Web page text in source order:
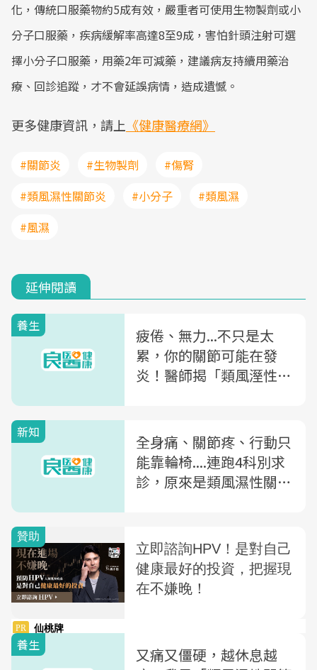
化，傳統口服藥物約5成有效，嚴重者可使用生物製劑或小
分子口服藥，疾病緩解率高達8至9成，害怕針頭注射可選
擇小分子口服藥，用藥2年可減藥，建議病友持續用藥治
療、回診追蹤，才不會延誤病情，造成遺憾。
更多健康資訊，請上 《健康醫療網》
#關節炎 #生物製劑
#傷腎
#類風濕性關節炎
#小分子
#類風濕
#風濕
延伸閱讀
養生
疲倦、無力...不只是太
累，你的關節可能在發
炎！醫師揭「類風溼性關
新知
全身痛、關節疼、行動只
能靠輪椅....連跑4科別求
診，原來是類風濕性關節
養生
又痛又僵硬，越休息越